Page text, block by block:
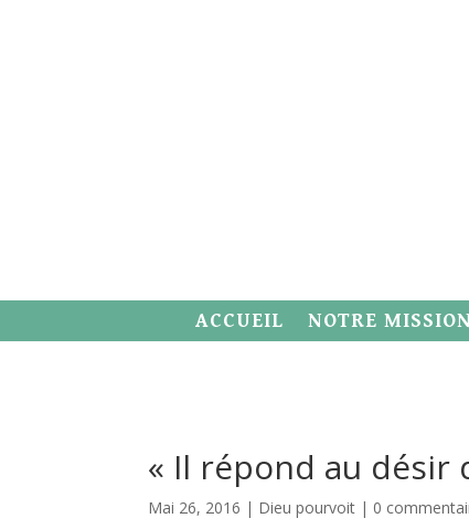
ACCUEIL NOTRE MISSION
« Il répond au désir
Mai 26, 2016 | Dieu pourvoit | 0